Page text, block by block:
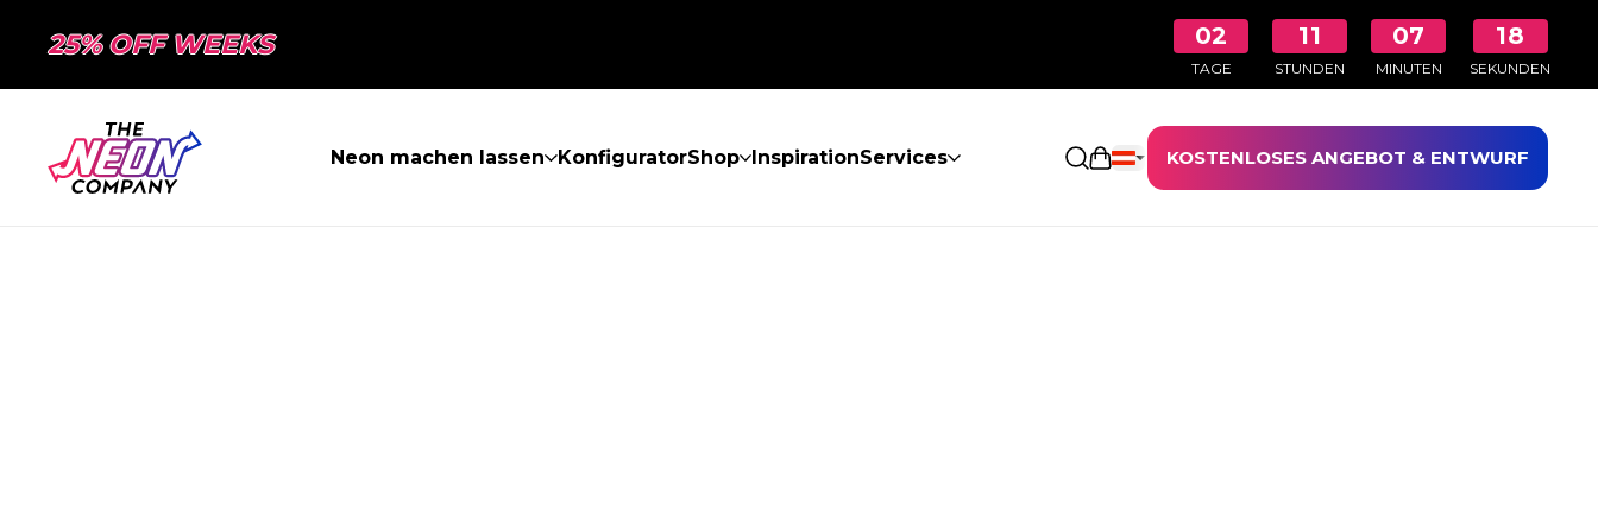
25% OFF WEEKS 02
TAGE
11
STUNDEN
07
MINUTEN
17
SEKUNDEN
Neon machen lassen KonfiguratorShop InspirationServices Einkaufswagen öffnen
KOSTENLOSES ANGEBOT & ENTWURF